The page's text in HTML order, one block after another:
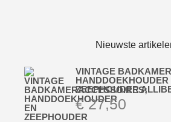
Nieuwste
VINTAGE
HANDDOEKHOUDER
ZEEPHOUDER
€27,50